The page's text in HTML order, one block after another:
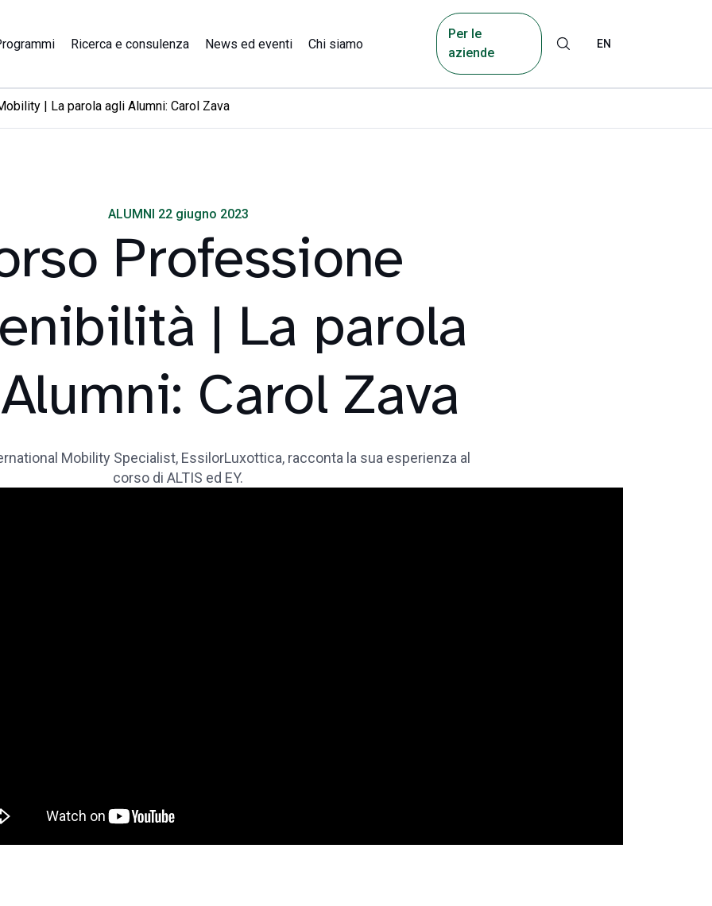
Ricerca e consulenza News ed eventi Chi siamo
Per le
aziende
EN
| La parola agli Alumni: Carol Zava
ALUMNI 22 giugno 2023
Professione
| La parola
Carol Zava
Mobility Specialist, EssilorLuxottica, racconta la sua esperienza al
corso di ALTIS ed EY.